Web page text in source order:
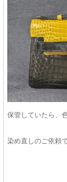
保管していたら、
染め直しのご依頼で